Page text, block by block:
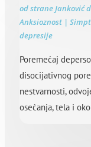
od straneJanković
Anksioznost |
depresije
Poremećaj
disocijativnog
nestvarnosti,
osećanja, tela i